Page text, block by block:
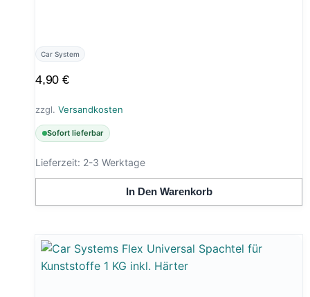
Car System
4,90€
zzgl. Versandkosten
Sofort lieferbar
Lieferzeit: 2-3 Werktage
In Den Warenkorb